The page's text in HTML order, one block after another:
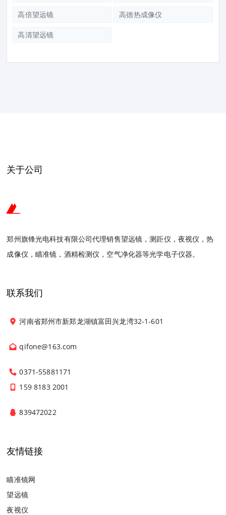
高倍望远镜 高德热成像仪
高清望远镜
关于公司
郑州旗锋光电科技有限公司代理销售望远镜，测距仪，夜视仪，热
成像仪，瞄准镜，酒精检测仪，空气净化器等光学电子仪器。
联系我们
河南省郑州市新郑龙湖镇富田兴龙湾32-1-601
qifone@163.com
0371-55881171
159 8183 2001
839472022
友情链接
瞄准镜网
望远镜
夜视仪